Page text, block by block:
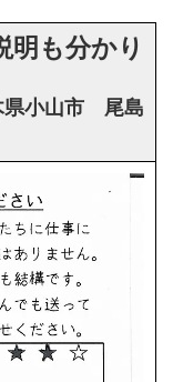
明も分かり
県小山市 尾島